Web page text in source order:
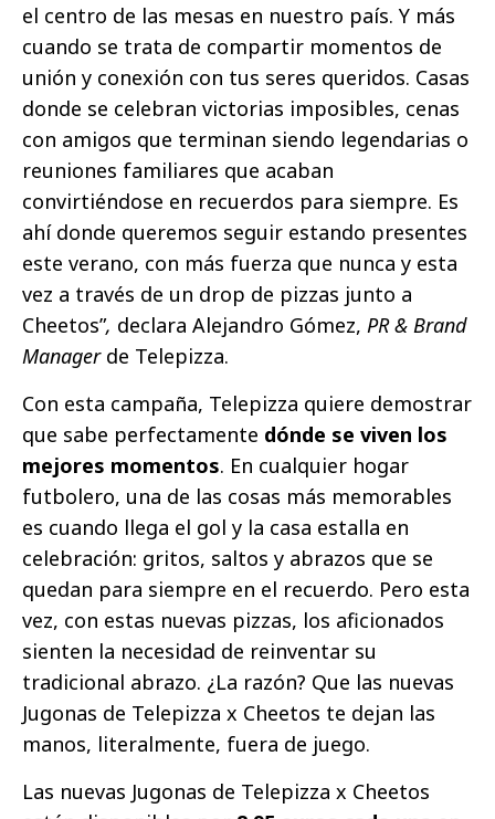
el centro de las mesas en nuestro país. Y más
cuando se trata de compartir momentos de
unión y conexión con tus seres queridos. Casas
donde se celebran victorias imposibles, cenas
con amigos que terminan siendo legendarias o
reuniones familiares que acaban
convirtiéndose en recuerdos para siempre. Es
ahí donde queremos seguir estando presentes
este verano, con más fuerza que nunca y esta
vez a través de un drop de pizzas junto a
Cheetos”, declara Alejandro Gómez, PR & Brand
Managerde Telepizza.
Con esta campaña, Telepizza quiere demostrar
que sabe perfectamente dónde se viven los
mejores momentos. En cualquier hogar
futbolero, una de las cosas más memorables
es cuando llega el gol y la casa estalla en
celebración: gritos, saltos y abrazos que se
quedan para siempre en el recuerdo. Pero esta
vez, con estas nuevas pizzas, los aficionados
sienten la necesidad de reinventar su
tradicional abrazo. ¿La razón? Que las nuevas
Jugonas de Telepizza x Cheetos te dejan las
manos, literalmente, fuera de juego.
Las nuevas Jugonas de Telepizza x Cheetos